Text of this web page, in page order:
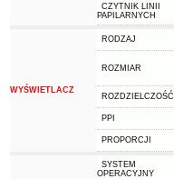
CZYTNIK LINII
PAPILARNYCH
WYŚWIETLACZ
RODZAJ
ROZMIAR
ROZDZIELCZOŚĆ
PPI
PROPORCJI
SYSTEM
OPERACYJNY